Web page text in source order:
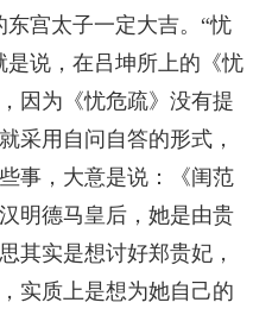
宫太子一定大吉。“忧
是说，在吕坤所上的《忧
因为《忧危疏》没有提
采用自问自答的形式，
事，大意是说：《闺范
明德马皇后，她是由贵
其实是想讨好郑贵妃，
实质上是想为她自己的